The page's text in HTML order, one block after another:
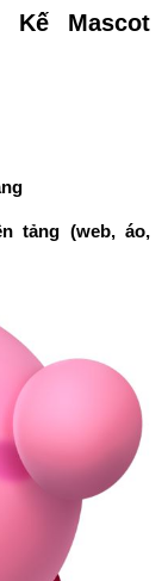
Kế Mascot
tảng (web, áo,